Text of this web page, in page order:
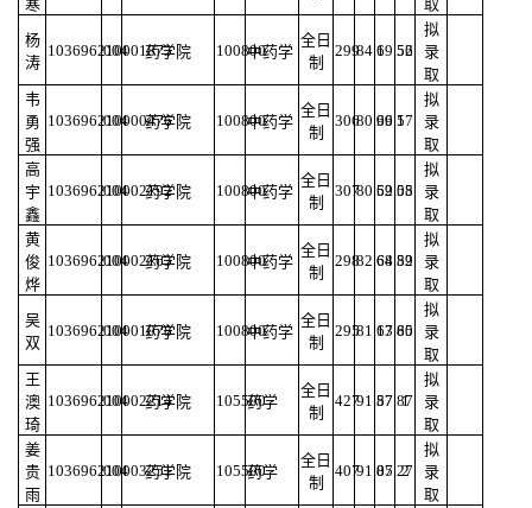
寒
取
杨
涛
103696210001873
004 药学院 100800中药学
全日
制
29984.169.52
56
拟
录
取
韦
勇
强
103696210000476
004 药学院 100800中药学
全日
制
30680.9669.157
拟
录
取
高
宇
鑫
103696210002192
004 药学院 100800中药学
全日
制
30780.5269.05
58
拟
录
取
黄
俊
烨
103696210002163
004 药学院 100800中药学
全日
制
29882.6468.82
59
拟
录
取
吴
双
103696210001078
004 药学院 100800中药学
全日
制
29581.1367.85
60
拟
录
取
王
澳
琦
103696210002214
004 药学院 105500
药学
全日
制
42791.5787.87
1
拟
录
取
姜
贵
雨
103696210003251
004 药学院 105500
药学
全日
制
40791.0785.27
2
拟
录
取